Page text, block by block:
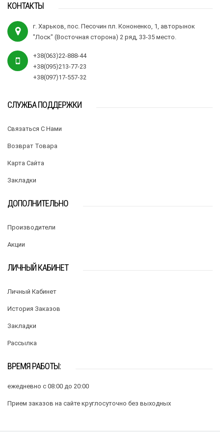
КОНТАКТЫ
г. Харьков, пос. Песочин пл. Кононенко, 1, авторынок
"Лоск" (Восточная сторона) 2 ряд, 33-35 место.
+38(063)22-888-44
+38(095)213-77-23
+38(097)17-557-32
СЛУЖБА ПОДДЕРЖКИ
Связаться С Нами
Возврат Товара
Карта Сайта
Закладки
ДОПОЛНИТЕЛЬНО
Производители
Акции
ЛИЧНЫЙ КАБИНЕТ
Личный Кабинет
История Заказов
Закладки
Рассылка
ВРЕМЯ РАБОТЫ:
ежедневно с 08:00 до 20:00
Прием заказов на сайте круглосуточно без выходных